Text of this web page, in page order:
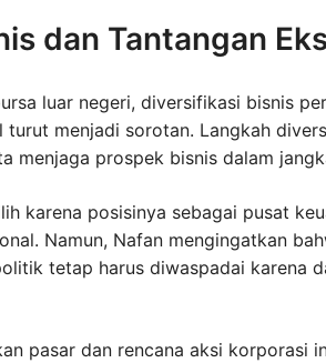
dan Tantangan
luar negeri, diversifikasi bisnis
turut menjadi sorotan. Langkah
menjaga prospek bisnis dalam
karena posisinya sebagai pusat
Namun, Nafan mengingatkan
tetap harus diwaspadai karena
pasar dan rencana aksi korporasi